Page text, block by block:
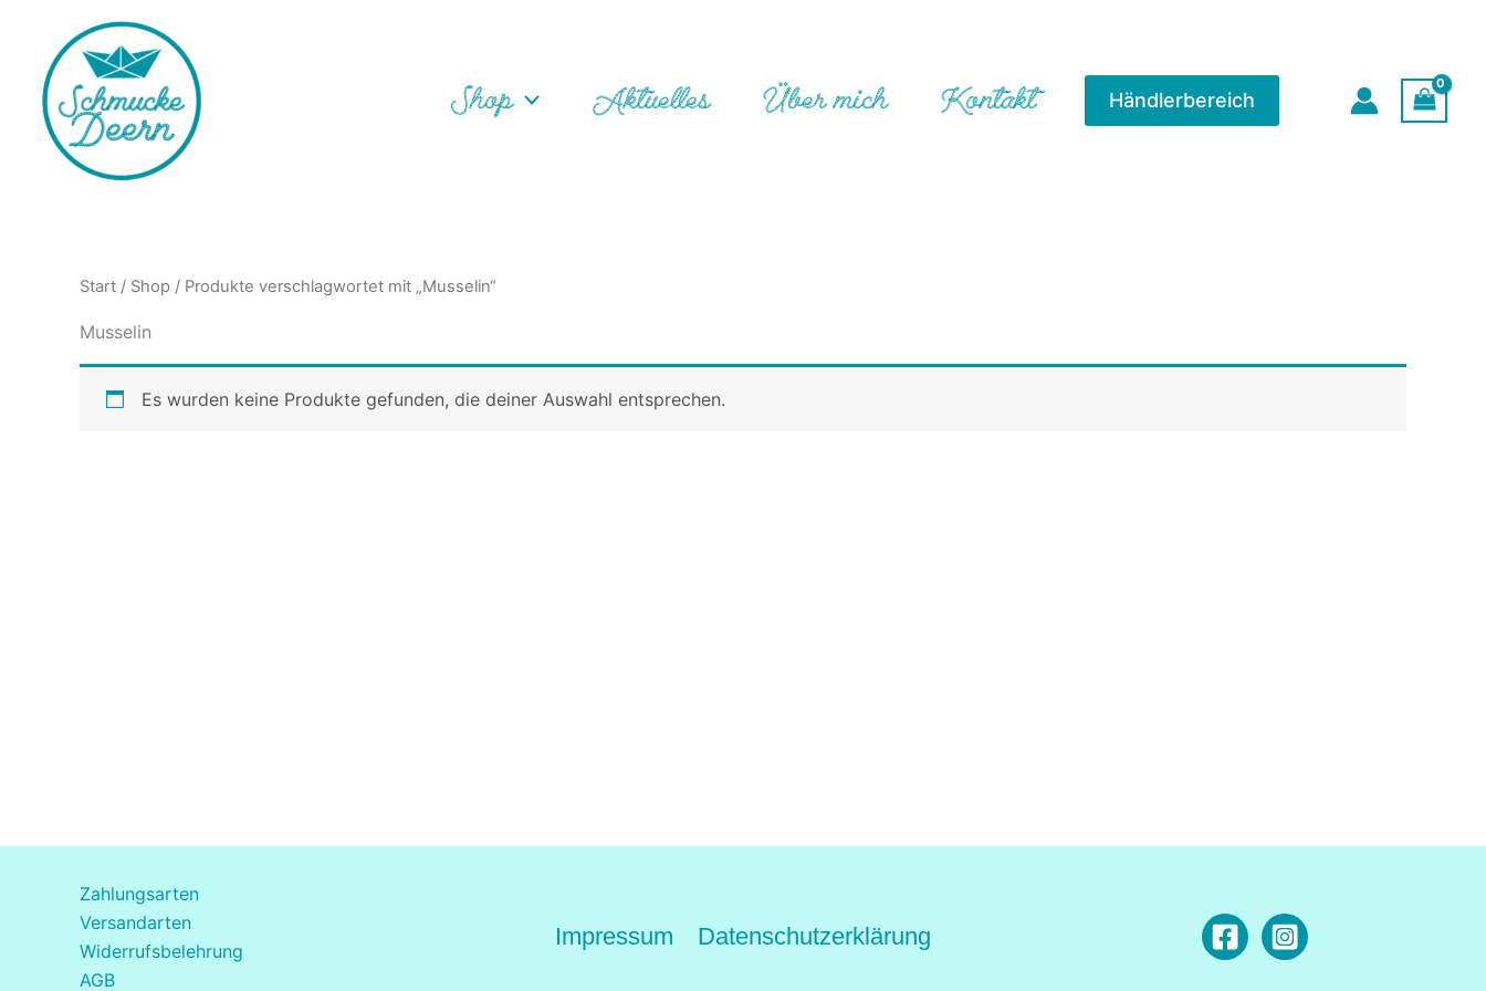
springen
Shop Aktuelles Über mich Kontakt Händlerbereich
Start / Shop / Produkte verschlagwortet mit „Musselin“
Musselin
Es wurden keine Produkte gefunden, die deiner Auswahl entsprechen.
Zahlungsarten
Versandarten
Widerrufsbelehrung
AGB
Impressum Datenschutzerklärung